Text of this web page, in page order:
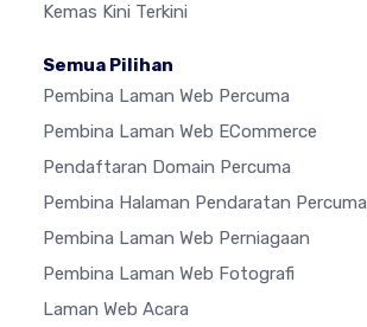
Kemas Kini Terkini
Semua Pilihan
Pembina Laman Web Percuma
Pembina Laman Web ECommerce
Pendaftaran Domain Percuma
Pembina Halaman Pendaratan Percuma
Pembina Laman Web Perniagaan
Pembina Laman Web Fotografi
Laman Web Acara